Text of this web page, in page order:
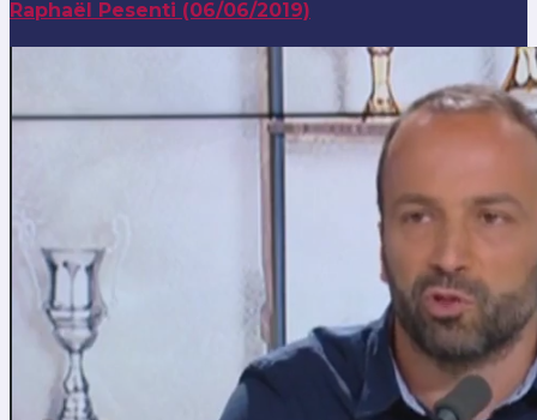
Raphaël Pesenti (06/06/2019)